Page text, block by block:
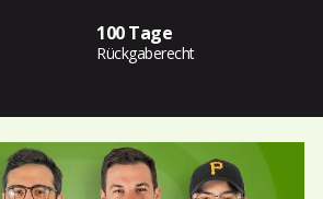
100 Tage
Rückgaberecht